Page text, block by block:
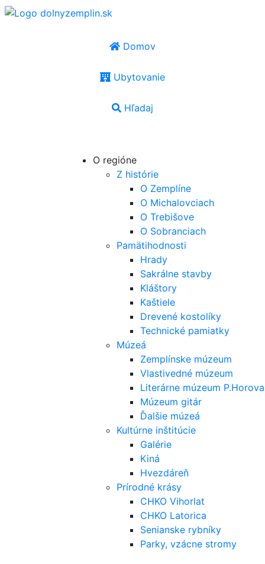
Domov
Ubytovanie
Hľadaj
O regióne
Z histórie
O Zemplíne
O Michalovciach
O Trebišove
O Sobranciach
Pamätihodnosti
Hrady
Sakrálne stavby
Kláštory
Kaštiele
Drevené kostolíky
Technické pamiatky
Múzeá
Zemplínske múzeum
Vlastivedné múzeum
Literárne múzeum P.Horova
Múzeum gitár
Ďalšie múzeá
Kultúrne inštitúcie
Galérie
Kiná
Hvezdáreň
Prírodné krásy
CHKO Vihorlat
CHKO Latorica
Senianske rybníky
Parky, vzácne stromy